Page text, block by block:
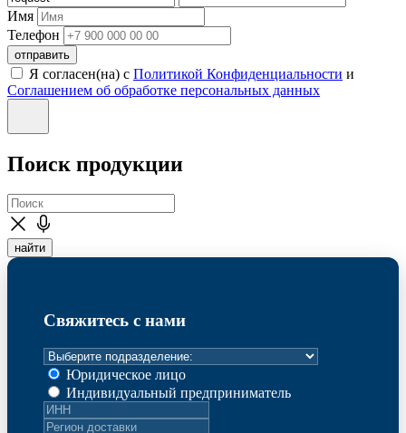
Имя
Телефон
отправить
Я согласен(на) с Политикой Конфиденциальности и
Соглашением об обработке персональных данных
Поиск продукции
найти
Свяжитесь с нами
Юридическое лицо
Индивидуальный предприниматель